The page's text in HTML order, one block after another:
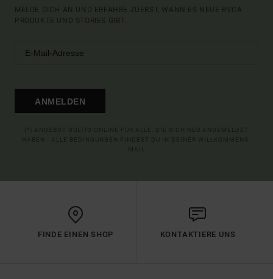
MELDE DICH AN UND ERFAHRE ZUERST, WANN ES NEUE RVCA
PRODUKTE UND STORIES GIBT.
ANMELDEN
FINDE EINEN SHOP KONTAKTIERE UNS